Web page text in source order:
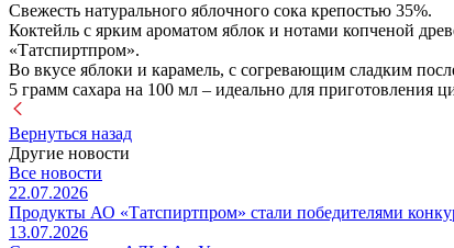
Свежесть натурального яблочного сока крепостью 35%.
Коктейль с ярким ароматом яблок и нотами копченой
«Татспиртпром».
Во вкусе яблоки и карамель, с согревающим сладким
5 грамм сахара на 100 мл – идеально для приготовления
Вернуться назад
Другие новости
Все новости
22.07.2026
Продукты АО «Татспиртпром» стали победителями
13.07.2026